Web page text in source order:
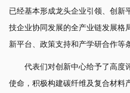
已经基本形成龙头企业引领、创新
技企业协同发展的全产业链发展格
新平台、政策支持和产学研合作等
代表们对创新中心给予了高度
使命，积极构建碳纤维及复合材料